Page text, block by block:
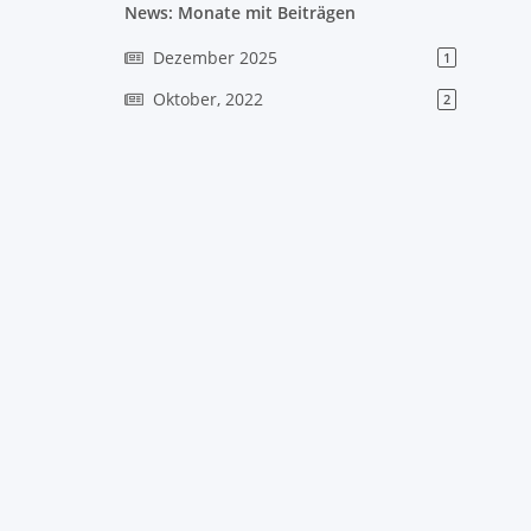
News: Monate mit Beiträgen
Dezember 2025 1
Oktober, 2022 2